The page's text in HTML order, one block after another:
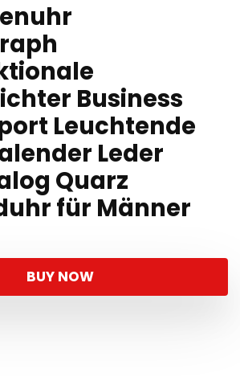
Business
Leuchtende
Leder
Quarz
für Männer
BUY NOW